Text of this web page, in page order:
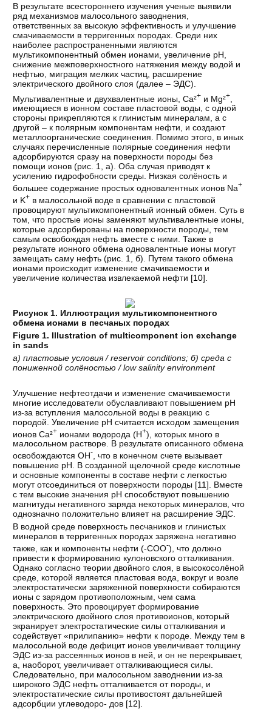
В результате всестороннего изучения ученые выявили
ряд механизмов малосольного заводнения,
ответственных за высокую эффективность и улучшение
смачиваемости в терригенных породах. Среди них
наиболее распространенными являются
мультикомпонентный обмен ионами, увеличение pH,
снижение межповерхностного натяжения между водой и
нефтью, миграция мелких частиц, расширение
электрического двойного слоя (далее – ЭДС).
Мультивалентные и двухвалентные ионы, Ca²+ и Mg²+
имеющиеся в ионном составе пластовой воды, с одной
стороны прикрепляются к глинистым минералам, а с
другой – к полярным компонентам нефти, и создают
металлоорганические соединения. Помимо этого, в иных
случаях перечисленные полярные соединения нефти
адсорбируются сразу на поверхности породы без
помощи ионов (рис. 1, а). Оба случая приводят к
усилению гидрофобности среды. Низкая солёность и
большее содержание простых одновалентных ионов Na+
и K+ в малосольной воде в сравнении с пластовой
провоцируют мультикомпонентный ионный обмен. Суть в
том, что простые ионы заменяют мультивалентные ионы,
которые адсорбированы на поверхности породы, тем
самым освобождая нефть вместе с ними. Также в
результате ионного обмена одновалентные ионы могут
замещать саму нефть (рис. 1, б). Путем такого обмена
ионами происходит изменение смачиваемости и
увеличение количества извлекаемой нефти [10].
Рисунок 1. Иллюстрация мультикомпонентного
обмена ионами в песчаных породах
Figure 1. Illustration of multicomponent ion exchange
in sands
а)пластовые условия/ reservoir conditions;б)среда с
пониженной солёностью / low salinity environment
Улучшение нефтеотдачи и изменение смачиваемости
многие исследователи обуславливают повышением pH
из-за вступления малосольной воды в реакцию с
породой. Увеличение pH считается исходом замещения
ионов Ca²+ ионами водорода (H+), которых много в
малосольном растворе. В результате описанного обмена
освобождаются OH-
, что в конечном счете вызывает
повышение pH. В созданной щелочной среде кислотные
и основные компоненты в составе нефти с легкостью
могут отсоединиться от поверхности породы [11]. Вместе
с тем высокие значения pH способствуют повышению
магнитуды негативного заряда некоторых минералов, что
однозначно положительно влияет на расширение ЭДС.
В водной среде поверхность песчаников и глинистых
минералов в терригенных породах заряжена негативно
также, как и компоненты нефти (-COO-), что должно
привести к формированию кулоновского отталкивания.
Однако согласно теории двойного слоя, в высокосолёной
среде, которой является пластовая вода, вокруг и возле
электростатически заряженной поверхности собираются
ионы с зарядом противоположным, чем сама
поверхность. Это провоцирует формирование
электрического двойного слоя противоионов, который
экранирует электростатические силы отталкивания и
содействует «прилипанию» нефти к породе. Между тем в
малосольной воде дефицит ионов увеличивает толщину
ЭДС из-за рассеянных ионов в ней, и он не перекрывает,
а, наоборот, увеличивает отталкивающиеся силы.
Следовательно, при малосольном заводнении из-за
широкого ЭДС нефть отталкивается от породы, и
электростатические силы противостоят дальнейшей
адсорбции углеводоро- дов [12].